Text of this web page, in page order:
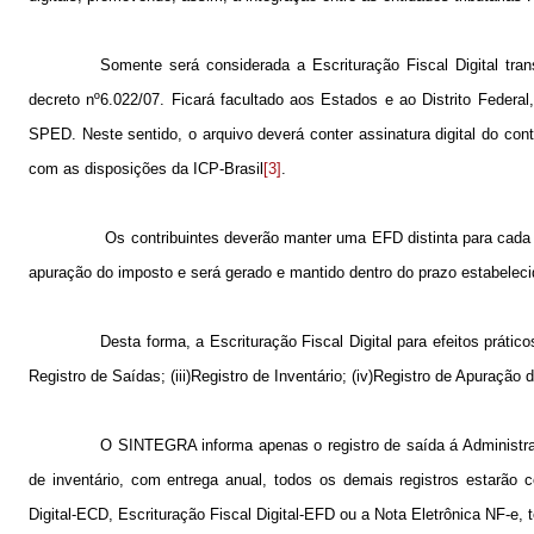
Somente será considerada a Escrituração Fiscal Digital
decreto nº6.022/07. Ficará facultado aos Estados e ao Distrito
SPED. Neste sentido, o arquivo deverá conter assinatura digital do
com as disposições da ICP-Brasil[3]
Os contribuintes deverão manter uma EFD distinta para
apuração do imposto e será gerado e mantido dentro do prazo
Desta forma, a Escrituração Fiscal Digital para efeitos
Registro de Saídas; (iii)Registro de Inventário; (iv)Registro de Apuração
O SINTEGRA informa apenas o registro de saída á
de inventário, com entrega anual, todos os demais registros estarão
Digital-ECD, Escrituração Fiscal Digital-EFD ou a Nota Eletrônica NF-